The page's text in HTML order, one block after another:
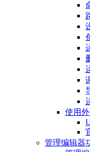
使用
管理编辑器